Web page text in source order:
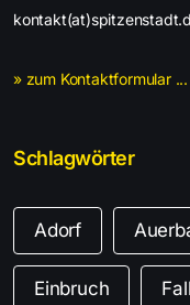
» zum Kontaktformular ...
Schlagwörter
Adorf
Einbruch